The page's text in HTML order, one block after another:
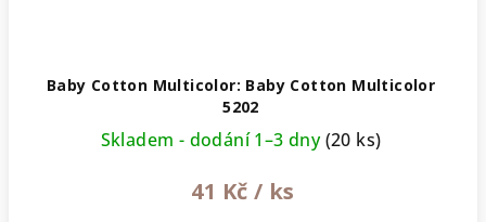
Baby Cotton Multicolor: Baby Cotton Multicolor
5202
Skladem - dodání 1–3 dny(20 ks)
41 Kč / ks